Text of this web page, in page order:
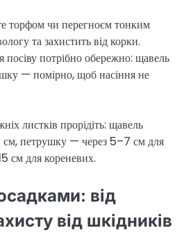
торфом чи перегноєм тонким
та захистить від корки.
посіву потрібно обережно: щавель
— помірно, щоб насіння не
листків прорідіть: щавель
см, петрушку — через 5–7 см для
см для кореневих.
від
від шкідників